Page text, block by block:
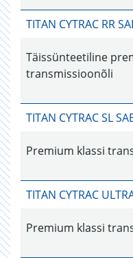
TITAN CYTRAC RR
Täissünteetiline
transmissioonõli
TITAN CYTRAC SL
Premium klassi
TITAN CYTRAC
Premium klassi